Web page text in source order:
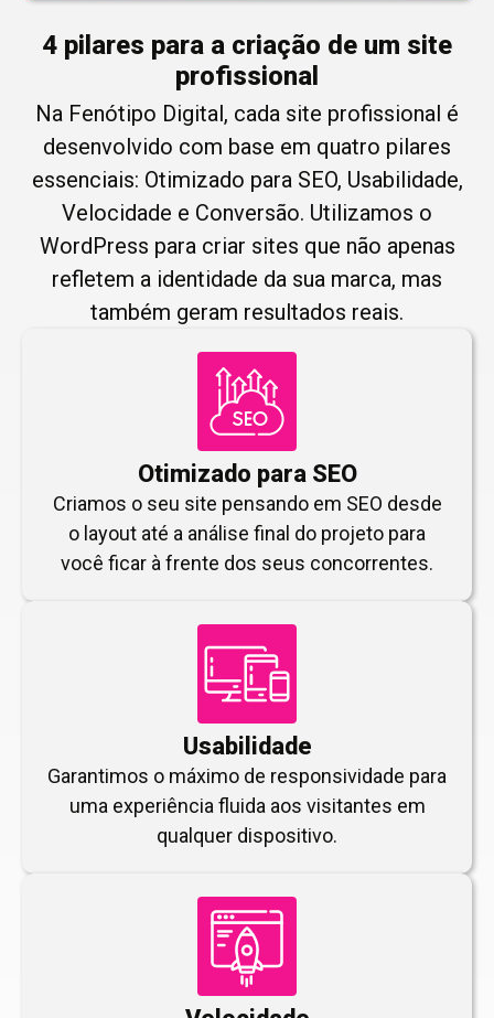
4 pilares para a criação de um site
profissional
Na Fenótipo Digital, cada site profissional é
desenvolvido com base em quatro pilares
essenciais: Otimizado para SEO, Usabilidade,
Velocidade e Conversão. Utilizamos o
WordPress para criar sites que não apenas
refletem a identidade da sua marca, mas
também geram resultados reais.
Otimizado para SEO
Criamos o seu site pensando em SEO desde
o layout até a análise final do projeto para
você ficar à frente dos seus concorrentes.
Usabilidade
Garantimos o máximo de responsividade para
uma experiência fluida aos visitantes em
qualquer dispositivo.